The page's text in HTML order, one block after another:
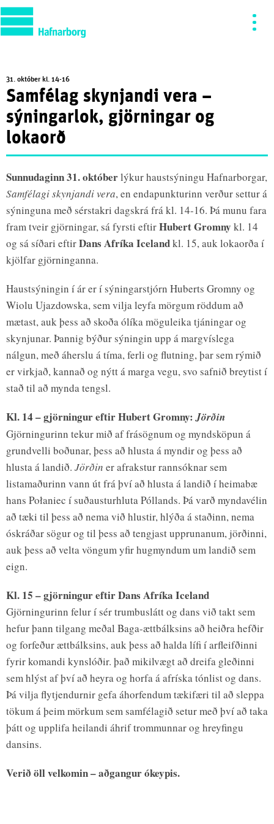
31. október kl. 14-16
Samfélag skynjandi vera –
sýningarlok, gjörningar og
lokaorð
Sunnudaginn 31. októberlýkur haustsýningu Hafnarborgar,
Samfélagi skynjandi vera, en endapunkturinn verður settur á
sýninguna með sérstakri dagskrá frá kl. 14-16. Þá munu fara
fram tveir gjörningar, sá fyrsti eftirHubert Gromny kl. 14
og sá síðari eftirDans Afríka Icelandkl. 15, auk lokaorða í
kjölfar gjörninganna.
Haustsýningin í ár er í sýningarstjórn Huberts Gromny og
Wiolu Ujazdowska, sem vilja leyfa mörgum röddum að
mætast, auk þess að skoða ólíka möguleika tjáningar og
skynjunar. Þannig býður sýningin upp á margvíslega
nálgun, með áherslu á tíma, ferli og flutning, þar sem rýmið
er virkjað, kannað og nýtt á marga vegu, svo safnið breytist í
stað til að mynda tengsl.
Kl. 14 – gjörningur eftir Hubert Gromny:Jörðin
Gjörningurinn tekur mið af frásögnum og myndsköpun á
grundvelli boðunar, þess að hlusta á myndir og þess að
hlusta á landið. Jörðin er afrakstur rannsóknar sem
listamaðurinn vann út frá því að hlusta á landið í heimabæ
hans Połaniec í suðausturhluta Póllands. Þá varð myndavélin
að tæki til þess að nema við hlustir, hlýða á staðinn, nema
óskráðar sögur og til þess að tengjast upprunanum, jörðinni,
auk þess að velta vöngum yfir hugmyndum um landið sem
eign.
Kl. 15 – gjörningur eftir Dans Afríka Iceland
Gjörningurinn felur í sér trumbuslátt og dans við takt sem
hefur þann tilgang meðal Baga-ættbálksins að heiðra hefðir
og forfeður ættbálksins, auk þess að halda lífi í arfleifðinni
fyrir komandi kynslóðir. það mikilvægt að dreifa gleðinni
sem hlýst af því að heyra og horfa á afríska tónlist og dans.
Þá vilja flytjendurnir gefa áhorfendum tækifæri til að sleppa
tökum á þeim mörkum sem samfélagið setur með því að taka
þátt og upplifa heilandi áhrif trommunnar og hreyfingu
dansins.
Verið öll velkomin – aðgangur ókeypis.